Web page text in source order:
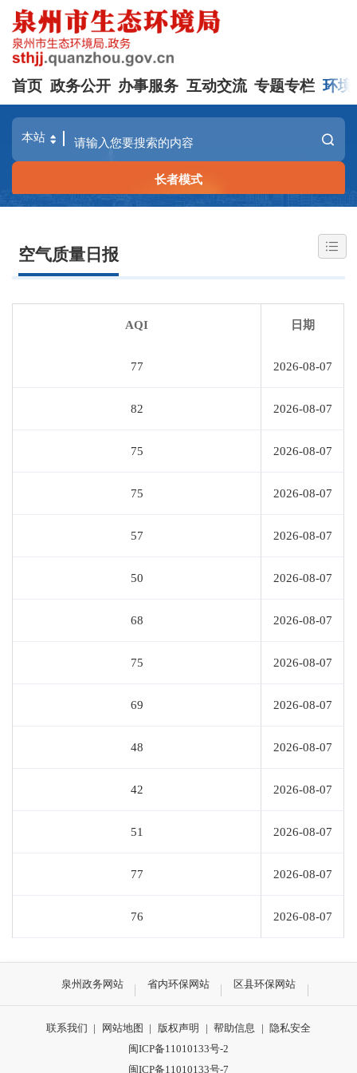
首页 政务公开 办事服务 互动交流 专题专栏 环境
长者模式
空气质量日报
AQI 日期
77 2026-08-07
82 2026-08-07
75 2026-08-07
75 2026-08-07
57 2026-08-07
50 2026-08-07
68 2026-08-07
75 2026-08-07
69 2026-08-07
48 2026-08-07
42 2026-08-07
51 2026-08-07
77 2026-08-07
76 2026-08-07
泉州政务网站 省内环保网站 区县环保网站
联系我们 | 网站地图 | 版权声明 | 帮助信息 | 隐私安全
闽ICP备11010133号-2
闽ICP备11010133号-7